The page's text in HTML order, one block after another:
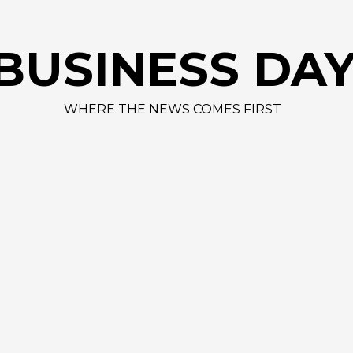
WHERE THE NEWS COMES FIRST